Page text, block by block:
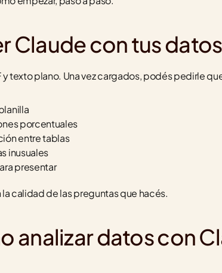
Claude con tus
texto plano. Una vez cargados, podés pedirle
porcentuales
entre tablas
inusuales
presentar
calidad de las preguntas que hacés.
analizar datos con